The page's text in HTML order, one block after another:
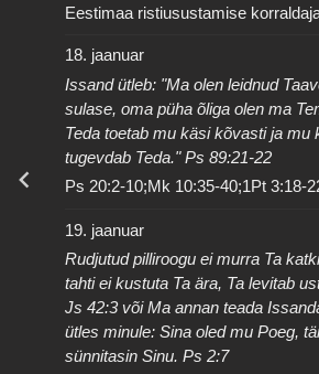
Eestimaa ristiusustamise
18. jaanuar
Issand ütleb: "Ma olen leidnud
sulase, oma püha õliga olen ma
Teda toetab mu käsi kõvasti ja mu
tugevdab Teda." Ps 89:21-22
Ps 20:2-10;Mk 10:35-40;1Pt 3:18-
19. jaanuar
Rudjutud pilliroogu ei murra Ta
tahti ei kustuta Ta ära, Ta levitab
Js 42:3 või Ma annan teada
ütles minule: Sina oled mu Poeg,
sünnitasin Sinu. Ps 2:7